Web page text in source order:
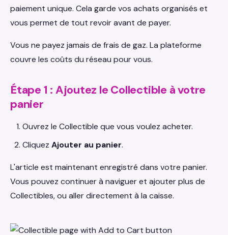
paiement unique. Cela garde vos achats organisés et
vous permet de tout revoir avant de payer.
Vous ne payez jamais de frais de gaz. La plateforme
couvre les coûts du réseau pour vous.
Étape 1 : Ajoutez le Collectible à votre
panier
Ouvrez le Collectible que vous voulez acheter.
Cliquez Ajouter au panier.
L'article est maintenant enregistré dans votre panier.
Vous pouvez continuer à naviguer et ajouter plus de
Collectibles, ou aller directement à la caisse.